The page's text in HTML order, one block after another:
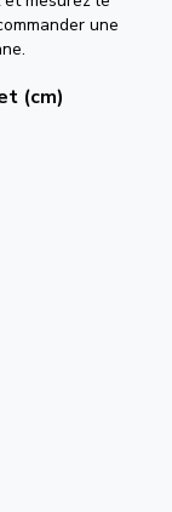
une
(cm)